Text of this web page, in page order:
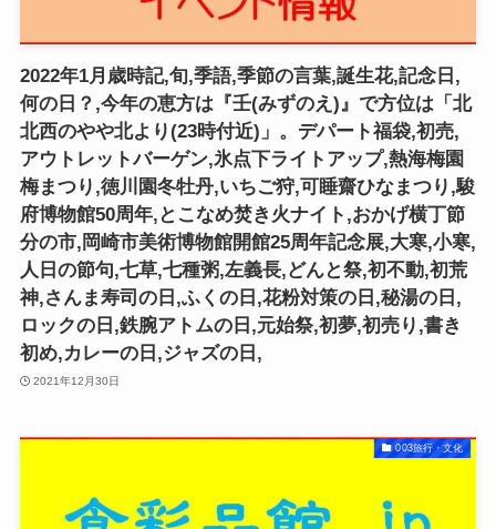
2022年1月歳時記,旬,季語,季節の言葉,誕生花,記念日,
何の日？,今年の恵方は『壬(みずのえ)』で方位は「北
北西のやや北より(23時付近)」。デパート福袋,初売,
アウトレットバーゲン,氷点下ライトアップ,熱海梅園
梅まつり,徳川園冬牡丹,いちご狩,可睡齋ひなまつり,駿
府博物館50周年,とこなめ焚き火ナイト,おかげ横丁節
分の市,岡崎市美術博物館開館25周年記念展,大寒,小寒,
人日の節句,七草,七種粥,左義長,どんと祭,初不動,初荒
神,さんま寿司の日,ふくの日,花粉対策の日,秘湯の日,
ロックの日,鉄腕アトムの日,元始祭,初夢,初売り,書き
初め,カレーの日,ジャズの日,
2021年12月30日
003旅行・文化